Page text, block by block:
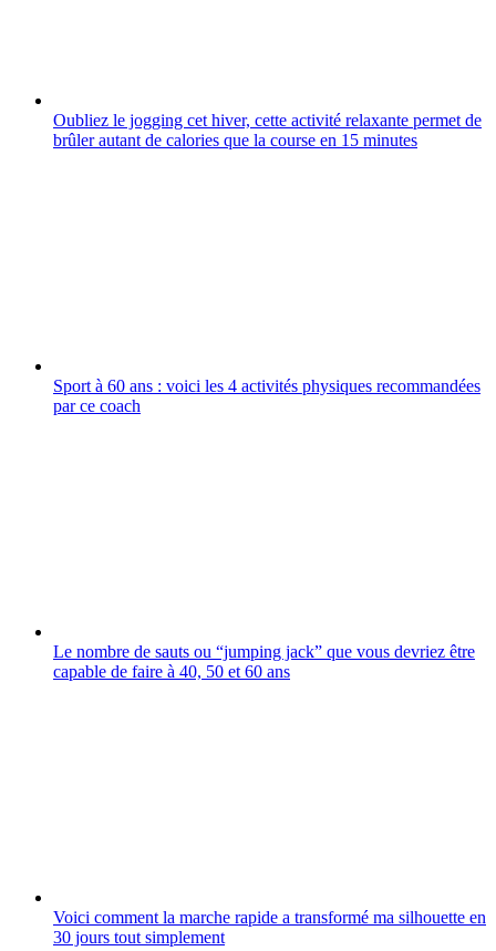
Oubliez le jogging cet hiver, cette activité relaxante permet de
brûler autant de calories que la course en 15 minutes
Sport à 60 ans : voici les 4 activités physiques recommandées
par ce coach
Le nombre de sauts ou “jumping jack” que vous devriez être
capable de faire à 40, 50 et 60 ans
Voici comment la marche rapide a transformé ma silhouette en
30 jours tout simplement